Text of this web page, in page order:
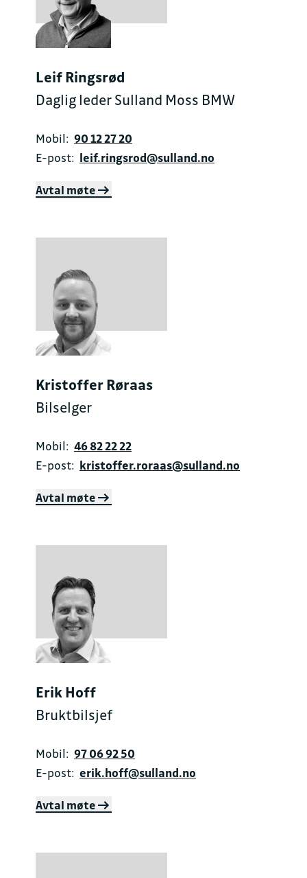
Leif Ringsrød
Daglig leder Sulland Moss BMW
Mobil: 90 12 27 20
E-post: leif.ringsrod@sulland.no
Avtal møte
Kristoffer Røraas
Bilselger
Mobil: 46 82 22 22
E-post: kristoffer.roraas@sulland.no
Avtal møte
Erik Hoff
Bruktbilsjef
Mobil: 97 06 92 50
E-post: erik.hoff@sulland.no
Avtal møte